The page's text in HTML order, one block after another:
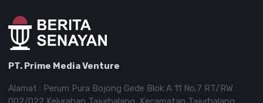
PT. Prime Media Venture
Alamat : Perum Pura Bojong Gede Blok A 11 No.7 RT/RW :